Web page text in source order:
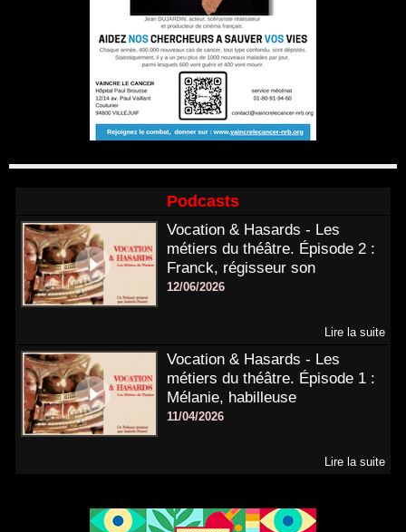
Podcasts
Vocation & Hasards - Les
métiers du théâtre. Épisode 2 :
Franck, régisseur son
12/06/2026
Lire la suite
Vocation & Hasards - Les
métiers du théâtre. Épisode 1 :
Mélanie, habilleuse
11/04/2026
Lire la suite